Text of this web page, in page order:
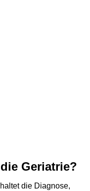
Geriatrie?
die Diagnose,